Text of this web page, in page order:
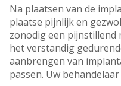
Na plaatsen van de
plaatse pijnlijk en
zonodig een pijnstillend
het verstandig
aanbrengen van
passen. Uw